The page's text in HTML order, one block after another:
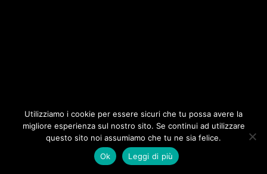
Utilizziamo i cookie per essere sicuri che tu possa avere la
migliore esperienza sul nostro sito. Se continui ad utilizzare
questo sito noi assumiamo che tu ne sia felice.
Ok
Leggi di più